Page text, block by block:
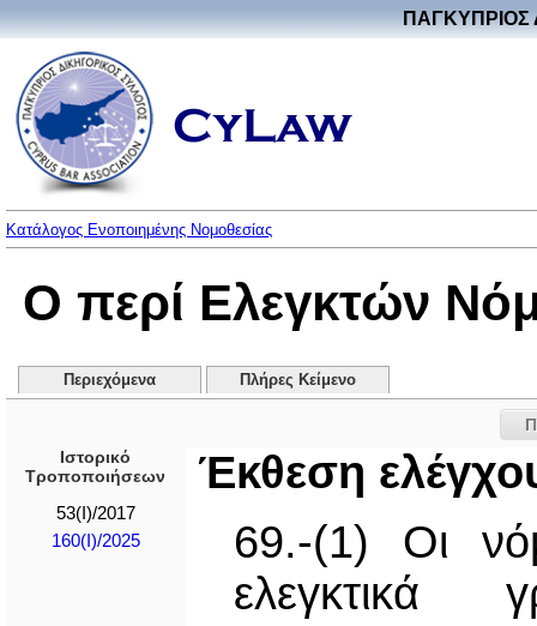
ΠΑΓΚΥΠΡΙΟΣ
Κατάλογος Ενοποιημένης Νομοθεσίας
Ο περί Ελεγκτών
Περιεχόμενα Πλήρες Κείμενο
Ιστορικό
Τροποποιήσεων
53(I)/2017
160(I)/2025
Έκθεση
69.-(1) Οι
ελεγκτικά